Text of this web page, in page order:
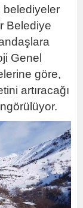
belediyeler
Belediye
Genel
göre,
artıracağı